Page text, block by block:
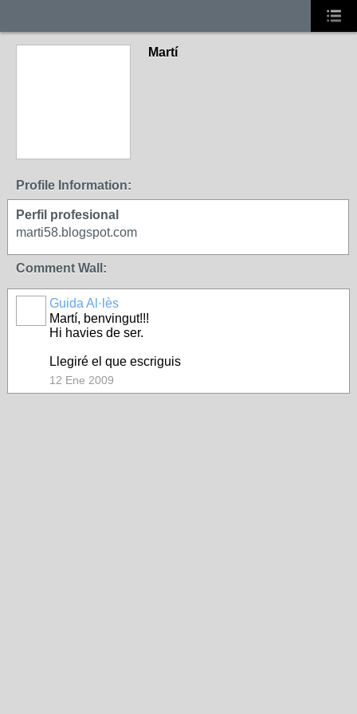
Martí
Profile Information:
Perfil profesional
marti58.blogspot.com
Comment Wall:
Guida Al·lès
Martí, benvingut!!!
Hi havies de ser.
Llegiré el que escriguis
12 Ene 2009